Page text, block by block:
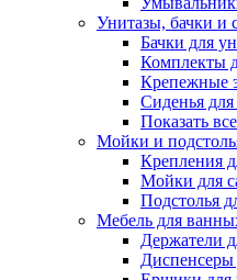
Унитазы, бачки и
Бачки для
Комплекты
Крепежные
Сиденья для
Показать все
Мойки и
Крепления
Мойки для
Подстолья
Мебель для
Держатели
Диспенсеры